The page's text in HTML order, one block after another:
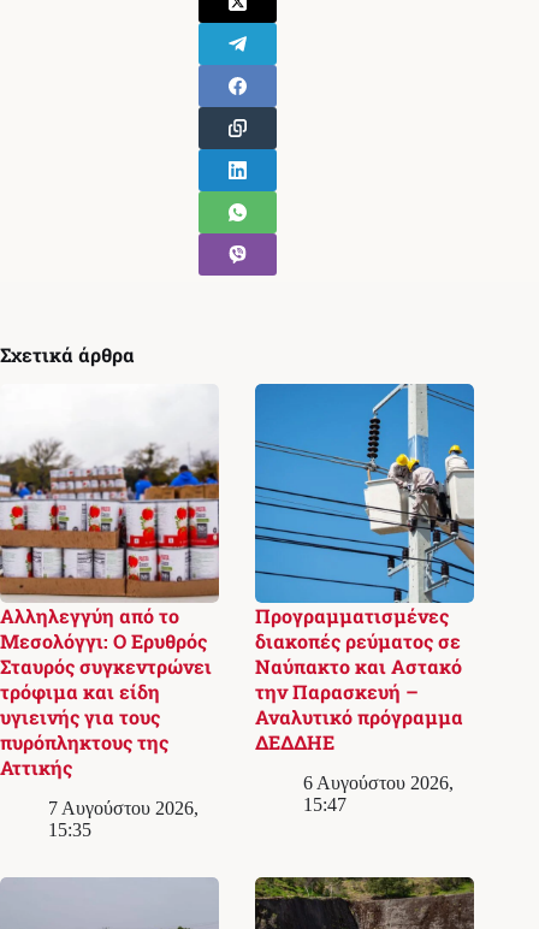
Σχετικά άρθρα
Αλληλεγγύη από το
Μεσολόγγι: Ο Ερυθρός
Σταυρός συγκεντρώνει
τρόφιμα και είδη
υγιεινής για τους
πυρόπληκτους της
Αττικής
7 Αυγούστου 2026,
15:35
Προγραμματισμένες
διακοπές ρεύματος σε
Ναύπακτο και Αστακό
την Παρασκευή –
Αναλυτικό πρόγραμμα
ΔΕΔΔΗΕ
6 Αυγούστου 2026,
15:47